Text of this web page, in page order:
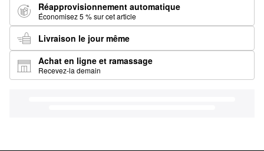
Réapprovisionnement automatique
Économisez 5 % sur cet article
Livraison le jour même
Achat en ligne et ramassage
Recevez-la demain